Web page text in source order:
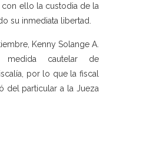
con ello la custodia de la
su inmediata libertad.
Kenny Solange A.
cautelar de
por lo que la fiscal
del particular a la Jueza